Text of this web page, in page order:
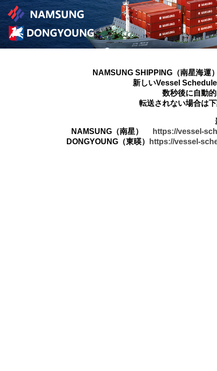
NAMSUNG SHIPPING（南星海運
新しいVessel
数秒後に自動
転送されない場合は
NAMSUNG（南星）
https://vessel-
DONGYOUNG（東暎）
https://vessel-